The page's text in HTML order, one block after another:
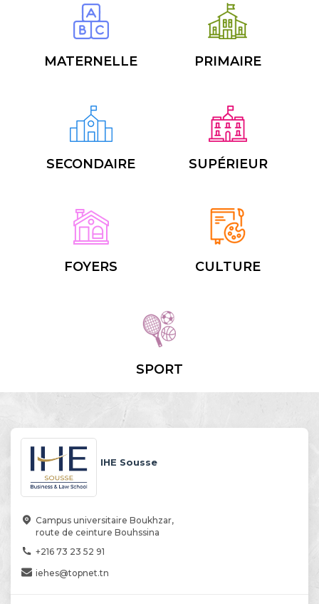
MATERNELLE PRIMAIRE
SECONDAIRE SUPÉRIEUR
FOYERS CULTURE
SPORT
IHE Sousse
Campus universitaire Boukhzar,
route de ceinture Bouhssina
+216 73 23 52 91
iehes@topnet.tn